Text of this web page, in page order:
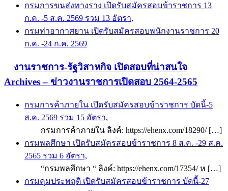
กรมการขนส่งทางราง เปิดรับสมัครสอบข้าราชการ 13
ก.ค. -5 ส.ค. 2569 รวม 13 อัตรา,
กรมท่าอากาศยาน เปิดรับสมัครสอบพนักงานราชการ 20
ก.ค. -24 ก.ค. 2569
งานราชการ-รัฐวิสาหกิจ เปิดสอบที่น่าสนใจ
Archives – ข่าวงานราชการเปิดสอบ 2564-2565
กรมการค้าภายใน เปิดรับสมัครสอบข้าราชการ บัดนี้-5
ส.ค. 2569 รวม 15 อัตรา,
กรมการค้าภายใน ลิงค์: https://ehenx.com/18290/ […]
กรมพลศึกษา เปิดรับสมัครสอบข้าราชการ 8 ส.ค. -29 ส.ค.
2565 รวม 6 อัตรา,
“กรมพลศึกษา “ ลิงค์: https://ehenx.com/17354/ ห […]
กรมคุมประพฤติ เปิดรับสมัครสอบข้าราชการ บัดนี้-27